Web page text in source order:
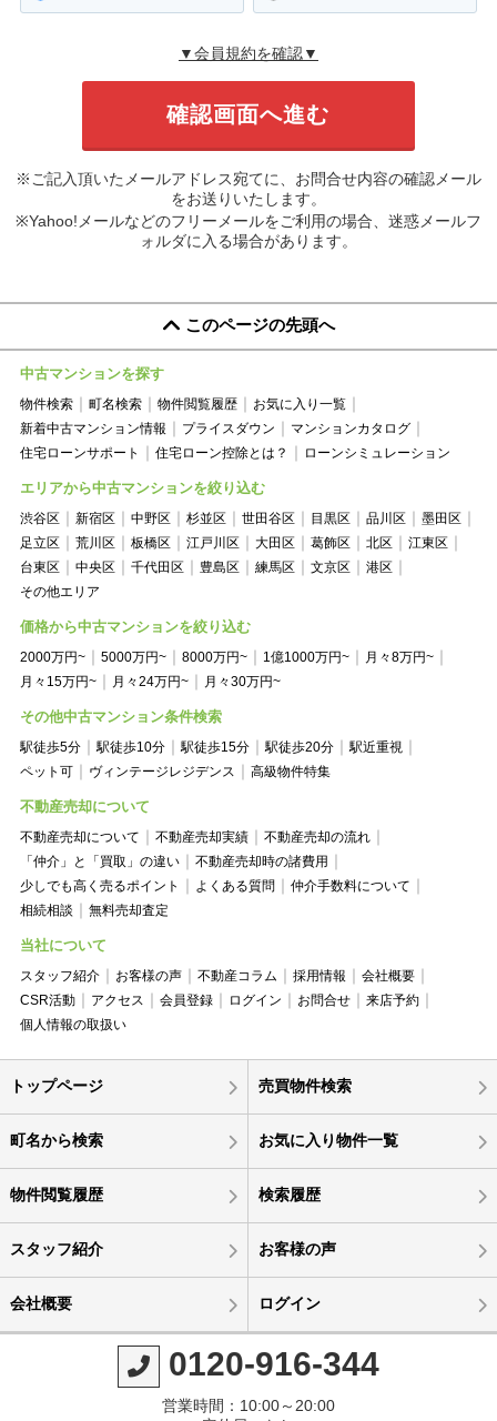
▼会員規約を確認▼
※ご記入頂いたメールアドレス宛てに、お問合せ内容の確認メール
をお送りいたします。
※Yahoo!メールなどのフリーメールをご利用の場合、迷惑メールフ
ォルダに入る場合があります。
このページの先頭へ
中古マンションを探す
物件検索 町名検索 物件閲覧履歴
お気に入り一覧
新着中古マンション情報
プライスダウン
マンションカタログ
住宅ローンサポート
住宅ローン控除とは？ ローンシミュレーション
エリアから中古マンションを絞り込む
渋谷区 新宿区 中野区 杉並区 世田谷区 目黒区 品川区
墨田区
足立区
荒川区 板橋区 江戸川区 大田区 葛飾区 北区
江東区
台東区
中央区 千代田区 豊島区 練馬区 文京区
港区
その他エリア
価格から中古マンションを絞り込む
2000万円~ 5000万円~ 8000万円~ 1億1000万円~
月々8万円~
月々15万円~
月々24万円~ 月々30万円~
その他中古マンション条件検索
駅徒歩5分 駅徒歩10分 駅徒歩15分 駅徒歩20分
駅近重視
ペット可
ヴィンテージレジデンス 高級物件特集
不動産売却について
不動産売却について 不動産売却実績
不動産売却の流れ
「仲介」と「買取」の違い
不動産売却時の諸費用
少しでも高く売るポイント
よくある質問
仲介手数料について
相続相談
無料売却査定
当社について
スタッフ紹介 お客様の声 不動産コラム 採用情報
会社概要
CSR活動
アクセス 会員登録 ログイン お問合せ
来店予約
個人情報の取扱い
トップページ 売買物件検索
町名から検索 お気に入り物件一覧
物件閲覧履歴 検索履歴
スタッフ紹介 お客様の声
会社概要 ログイン
0120-916-344
営業時間：10:00～20:00